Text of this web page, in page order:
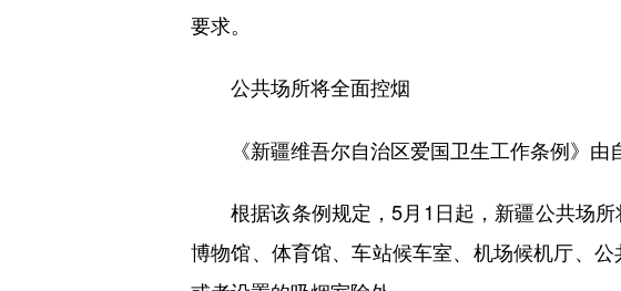
要求。
公共场所将全面控烟
《新疆维吾尔自治区爱国卫生工作条例》由
根据该条例规定，5月1日起，新疆公共场所
博物馆、体育馆、车站候车室、机场候机厅、